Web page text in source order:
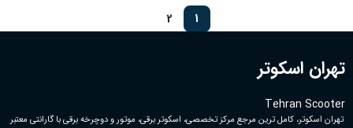
1
2
تهران اسکوتر
Tehran Scooter
تهران اسکوتر، کامل ترین مرجع مرکز تخصصی، اسکوتر برقی، موتور و دوچرخه برقی با گارانتی معتبر